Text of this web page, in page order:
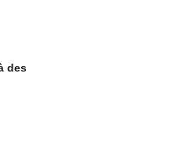
des